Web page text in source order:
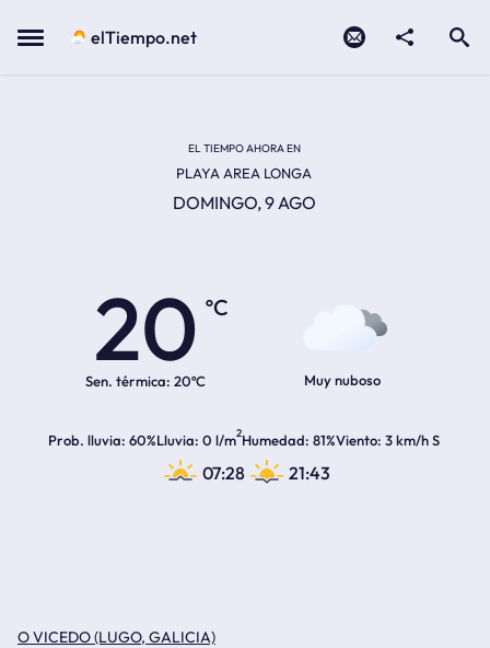
Menu elTiempo.net
EL TIEMPO AHORA EN
PLAYA AREA LONGA
DOMINGO, 9 AGO
20
ºC
Sen. térmica: 20ºC Muy nuboso
Prob. lluvia 60%Lluvia 0 l/m2Humedad 81%Viento 3 km/h S
07:28 21:43
O VICEDO (LUGO, GALICIA)